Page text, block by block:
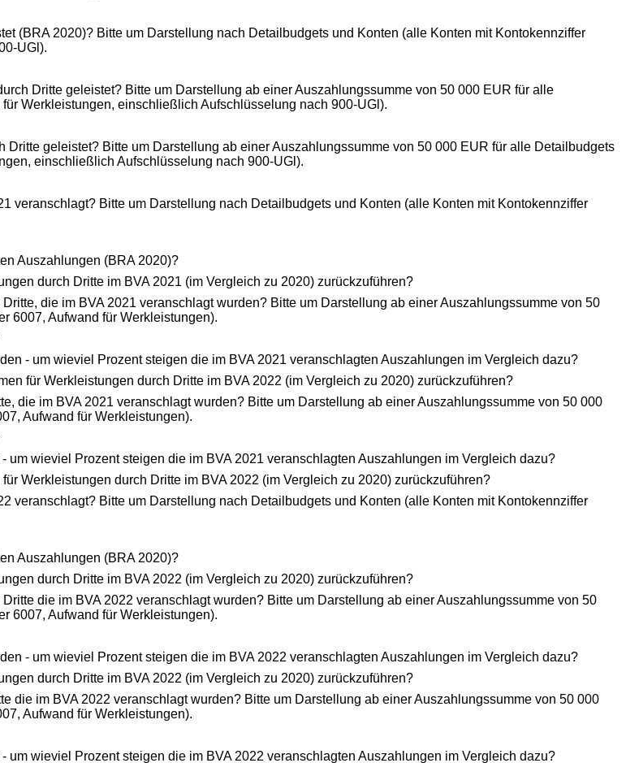
(BRA 2020)? Bitte um Darstellung nach Detailbudgets und Konten (alle Konten mit Kontokennziffer
UGl).
Dritte geleistet? Bitte um Darstellung ab einer Auszahlungssumme von 50 000 EUR für alle
Werkleistungen, einschließlich Aufschlüsselung nach 900-UGl).
geleistet? Bitte um Darstellung ab einer Auszahlungssumme von 50 000 EUR für alle Detailbudgets
einschließlich Aufschlüsselung nach 900-UGl).
veranschlagt? Bitte um Darstellung nach Detailbudgets und Konten (alle Konten mit Kontokennziffer
Auszahlungen (BRA 2020)?
durch Dritte im BVA 2021 (im Vergleich zu 2020) zurückzuführen?
die im BVA 2021 veranschlagt wurden? Bitte um Darstellung ab einer Auszahlungssumme von 50
6007, Aufwand für Werkleistungen).
- um wieviel Prozent steigen die im BVA 2021 veranschlagten Auszahlungen im Vergleich dazu?
für Werkleistungen durch Dritte im BVA 2022 (im Vergleich zu 2020) zurückzuführen?
die im BVA 2021 veranschlagt wurden? Bitte um Darstellung ab einer Auszahlungssumme von 50 000
Aufwand für Werkleistungen).
wieviel Prozent steigen die im BVA 2021 veranschlagten Auszahlungen im Vergleich dazu?
Werkleistungen durch Dritte im BVA 2022 (im Vergleich zu 2020) zurückzuführen?
veranschlagt? Bitte um Darstellung nach Detailbudgets und Konten (alle Konten mit Kontokennziffer
Auszahlungen (BRA 2020)?
durch Dritte im BVA 2022 (im Vergleich zu 2020) zurückzuführen?
die im BVA 2022 veranschlagt wurden? Bitte um Darstellung ab einer Auszahlungssumme von 50
6007, Aufwand für Werkleistungen).
- um wieviel Prozent steigen die im BVA 2022 veranschlagten Auszahlungen im Vergleich dazu?
durch Dritte im BVA 2022 (im Vergleich zu 2020) zurückzuführen?
die im BVA 2022 veranschlagt wurden? Bitte um Darstellung ab einer Auszahlungssumme von 50 000
Aufwand für Werkleistungen).
wieviel Prozent steigen die im BVA 2022 veranschlagten Auszahlungen im Vergleich dazu?